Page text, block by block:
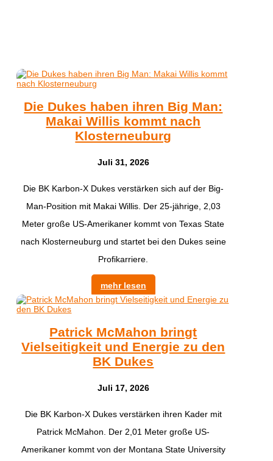
Die Dukes haben ihren Big Man:
Makai Willis kommt nach
Klosterneuburg
Juli 31, 2026
​Die BK Karbon-X Dukes verstärken sich auf der Big-
Man-Position mit Makai Willis. Der 25-jährige, 2,03
Meter große US-Amerikaner kommt von Texas State
nach Klosterneuburg und startet bei den Dukes seine
Profikarriere.
mehr lesen
Patrick McMahon bringt
Vielseitigkeit und Energie zu den
BK Dukes
Juli 17, 2026
Die BK Karbon-X Dukes verstärken ihren Kader mit
Patrick McMahon. Der 2,01 Meter große US-
Amerikaner kommt von der Montana State University